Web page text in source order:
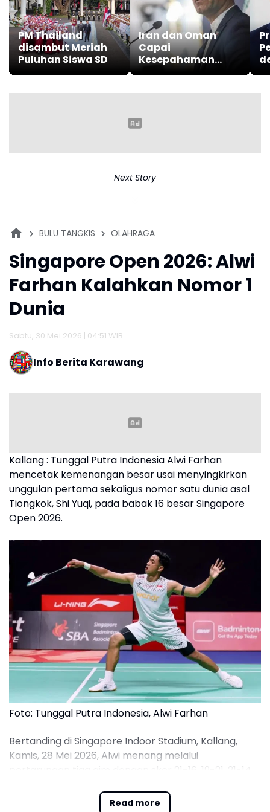
PM Thailand
disambut Meriah
Puluhan Siswa SD
Iran dan Oman
Capai
Kesepahaman
Jalur Pelayaran di
Next Story
BULU TANGKIS OLAHRAGA
Singapore Open 2026: Alwi
Farhan Kalahkan Nomor 1
Dunia
Sabtu, 30 Mei 2026 | 04:51 WIB
Info Berita Karawang
Read more
Kallang : Tunggal Putra Indonesia Alwi Farhan
mencetak kemenangan besar usai menyingkirkan
unggulan pertama sekaligus nomor satu dunia asal
Tiongkok, Shi Yuqi, pada babak 16 besar Singapore
Open 2026.
Foto: Tunggal Putra Indonesia, Alwi Farhan
Bertanding di Singapore Indoor Stadium, Kallang,
Kamis, 28 Mei 2026, Alwi menang melalui
Usai pertandingan, Alwi mengaku bersyukur sekaligus